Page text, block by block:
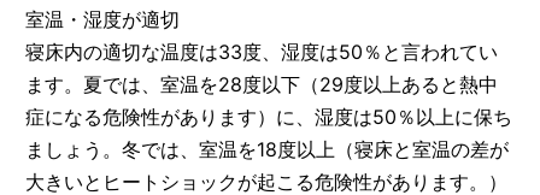
室温・湿度が適切
寝床内の適切な温度は33度、湿度は50％と言われてい
ます。夏では、室温を28度以下（29度以上あると熱中
症になる危険性があります）に、湿度は50％以上に保ち
ましょう。冬では、室温を18度以上（寝床と室温の差が
大きいとヒートショックが起こる危険性があります。）